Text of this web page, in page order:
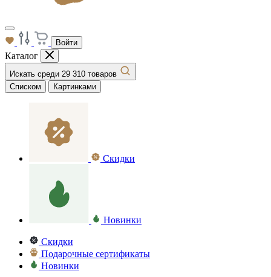
Войти
Каталог
Искать среди 29 310 товаров
Списком
Картинками
Скидки
Новинки
Скидки
Подарочные сертификаты
Новинки